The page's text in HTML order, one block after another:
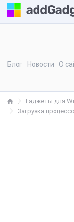
Блог Новости О
Гаджеты для
Загрузка